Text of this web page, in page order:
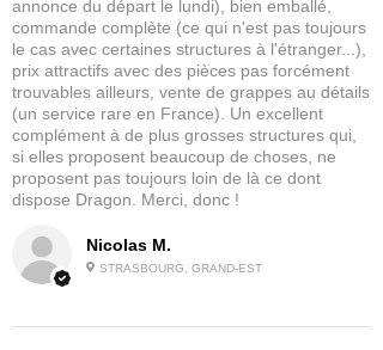
Nicolas M.
STRASBOURG, GRAND-EST
annonce du départ le lundi), bien emballé,
commande complète (ce qui n'est pas toujours
le cas avec certaines structures à l'étranger...),
prix attractifs avec des pièces pas forcément
trouvables ailleurs, vente de grappes au détails
(un service rare en France). Un excellent
complément à de plus grosses structures qui,
si elles proposent beaucoup de choses, ne
proposent pas toujours loin de là ce dont
dispose Dragon. Merci, donc !